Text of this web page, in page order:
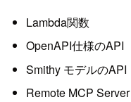
Lambda関数
OpenAPI仕様のAPI
Smithy モデルのAPI
Remote MCP Server